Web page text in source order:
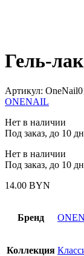
Гель-
Артикул:
ONENAIL
Нет в наличии
Под заказ, до 10
Нет в наличии
Под заказ, до 10
14.00 BYN
Бренд
Коллекция